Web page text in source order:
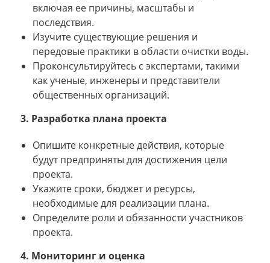
включая ее причины, масштабы и
последствия.
Изучите существующие решения и
передовые практики в области очистки воды.
Проконсультируйтесь с экспертами, такими
как ученые, инженеры и представители
общественных организаций.
3. Разработка плана проекта
Опишите конкретные действия, которые
будут предприняты для достижения цели
проекта.
Укажите сроки, бюджет и ресурсы,
необходимые для реализации плана.
Определите роли и обязанности участников
проекта.
4. Мониторинг и оценка